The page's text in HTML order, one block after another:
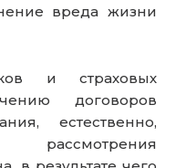
вреда жизни
и страховых
договоров
естественно,